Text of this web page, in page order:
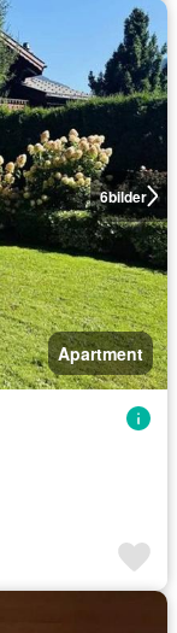
6bilder
Apartment